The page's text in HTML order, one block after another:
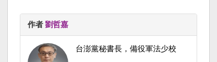
作者 劉哲嘉
台澎黨秘書長，備役軍法少校